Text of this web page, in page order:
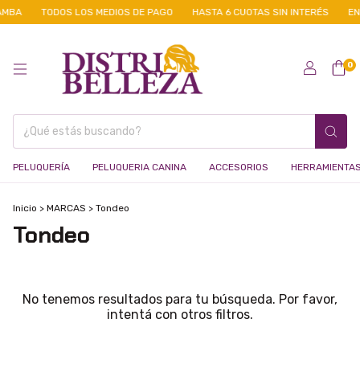
TODOS LOS MEDIOS DE PAGO HASTA 6 CUOTAS SIN INTERÉS
0
PELUQUERÍA PELUQUERIA CANINA ACCESORIOS
Inicio > MARCAS > Tondeo
Tondeo
No tenemos resultados para tu búsqueda. Por favor,
intentá con otros filtros.